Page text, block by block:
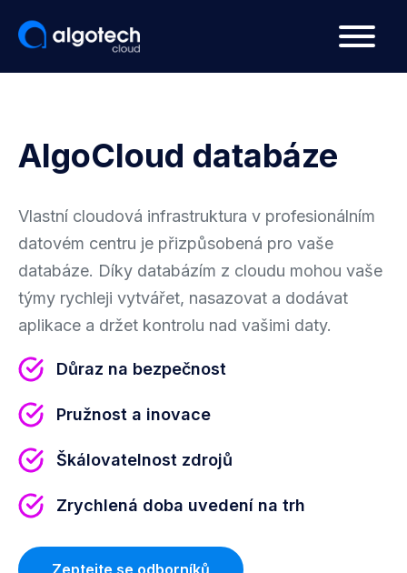
AlgoCloud databáze
Vlastní cloudová infrastruktura v profesionálním
datovém centru je přizpůsobená pro vaše
databáze. Díky databázím z cloudu mohou vaše
týmy rychleji vytvářet, nasazovat a dodávat
aplikace a držet kontrolu nad vašimi daty.
Důraz na bezpečnost
Pružnost a inovace
Škálovatelnost zdrojů
Zrychlená doba uvedení na trh
Zeptejte se odborníků